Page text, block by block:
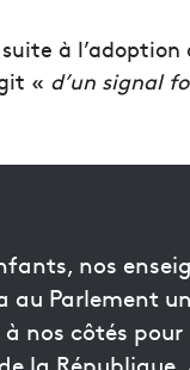
à
« d’un signal
nos
Parlement
à nos côtés